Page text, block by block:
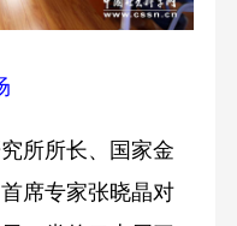
所所长、国家金
席专家张晓晶对